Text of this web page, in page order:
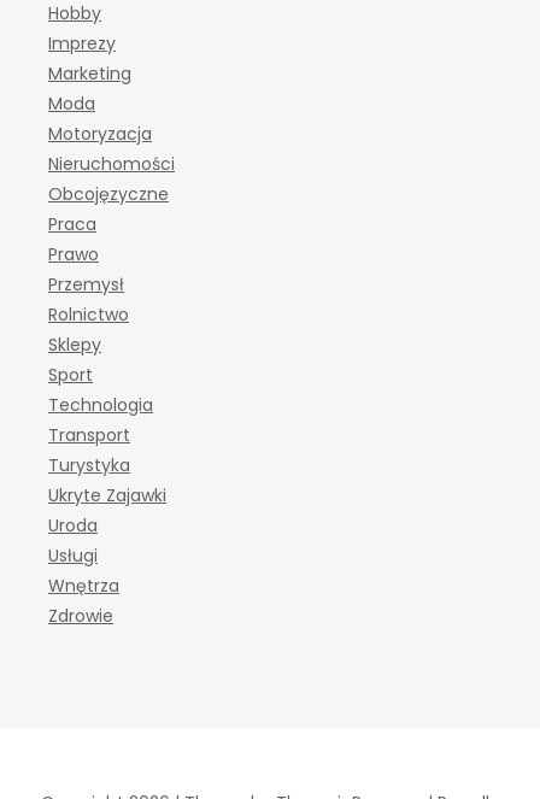
Hobby
Imprezy
Marketing
Moda
Motoryzacja
Nieruchomości
Obcojęzyczne
Praca
Prawo
Przemysł
Rolnictwo
Sklepy
Sport
Technologia
Transport
Turystyka
Ukryte Zajawki
Uroda
Usługi
Wnętrza
Zdrowie